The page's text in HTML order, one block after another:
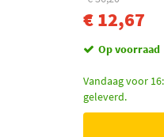
€ 12,67
Op voorraad
Vandaag voor
geleverd.